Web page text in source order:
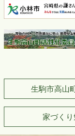
生駒市高山
家づく